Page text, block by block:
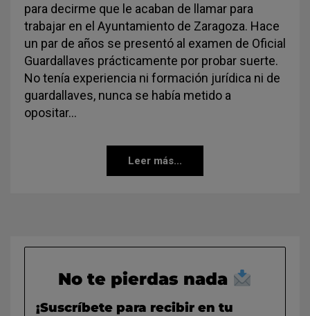
para decirme que le acaban de llamar para
trabajar en el Ayuntamiento de Zaragoza. Hace
un par de años se presentó al examen de Oficial
Guardallaves prácticamente por probar suerte.
No tenía experiencia ni formación jurídica ni de
guardallaves, nunca se había metido a
opositar…
Leer más...
No te pierdas nada
¡Suscríbete para recibir en tu